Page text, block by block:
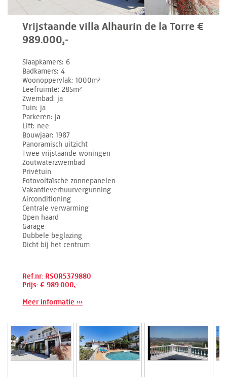
Vrijstaande villa Alhaurín de la Torre €
989.000,-
Slaapkamers 6
Badkamers 4
Woonoppervlak 1000m²
Leefruimte 285m²
Zwembad ja
Tuin ja
Parkeren ja
Lift nee
Bouwjaar 1987
Panoramisch uitzicht
Twee vrijstaande woningen
Zoutwaterzwembad
Privétuin
Fotovoltaïsche zonnepanelen
Vakantieverhuurvergunning
Airconditioning
Centrale verwarming
Open haard
Garage
Dubbele beglazing
Dicht bij het centrum
Ref.nr: RSOR5379880
Prijs: € 989.000,-
Meer informatie ›››